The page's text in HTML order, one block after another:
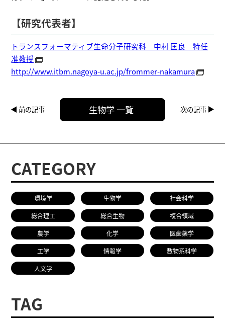
【研究代表者】
トランスフォーマティブ生命分子研究科 中村 匡良 特任
准教授
http://www.itbm.nagoya-u.ac.jp/frommer-nakamura
前の記事 生物学 一覧 次の記事
CATEGORY
環境学 生物学 社会科学
総合理工 総合生物 複合領域
農学 化学 医歯薬学
工学 情報学 数物系科学
人文学
TAG